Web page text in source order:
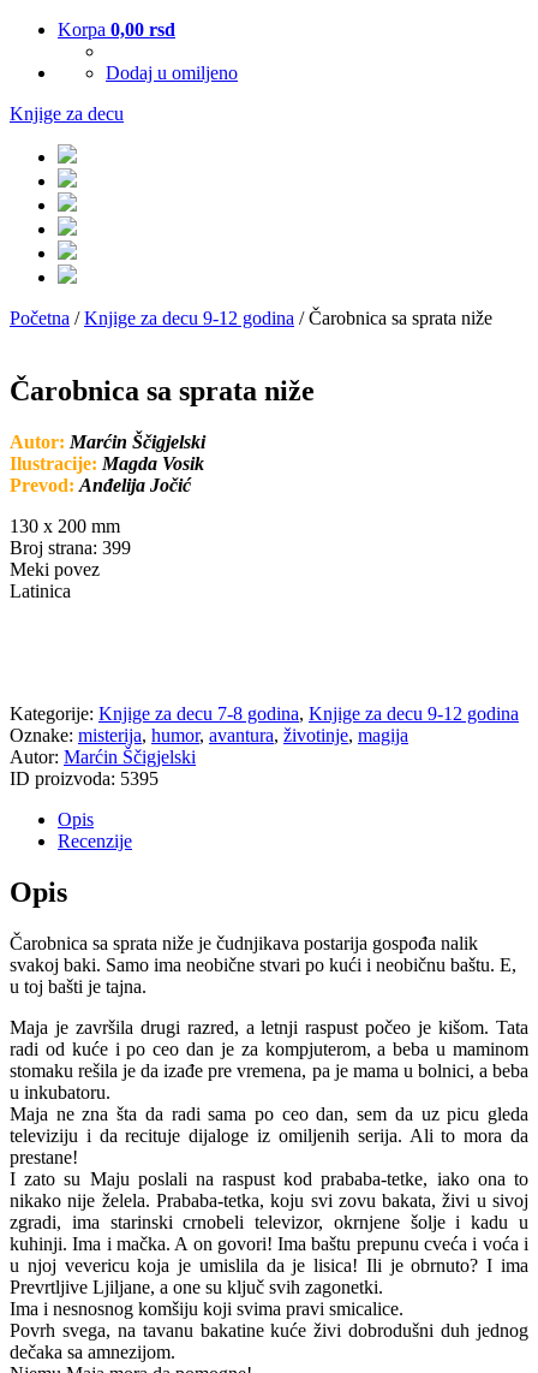
Korpa 0,00 rsd
Dodaj u omiljeno
Knjige za decu
Početna /Knjige za decu 9-12 godina / Čarobnica sa sprata niže
Čarobnica sa sprata niže
Autor: Marćin Ščigjelski
Ilustracije: Magda Vosik
Prevod: Anđelija Jočić
130 x 200 mm
Broj strana: 399
Meki povez
Latinica
Kategorije: Knjige za decu 7-8 godina, Knjige za decu 9-12 godina
Oznake: misterija, humor, avantura, životinje, magija
Autor: Marćin Ščigjelski
ID proizvoda: 5395
Opis
Recenzije
Opis
Čarobnica sa sprata niže je čudnjikava postarija gospođa nalik
svakoj baki. Samo ima neobične stvari po kući i neobičnu baštu. E,
u toj bašti je tajna.
Maja je završila drugi razred, a letnji raspust počeo je kišom. Tata
radi od kuće i po ceo dan je za kompjuterom, a beba u maminom
stomaku rešila je da izađe pre vremena, pa je mama u bolnici, a beba
u inkubatoru.
Maja ne zna šta da radi sama po ceo dan, sem da uz picu gleda
televiziju i da recituje dijaloge iz omiljenih serija. Ali to mora da
prestane!
I zato su Maju poslali na raspust kod prababa-tetke, iako ona to
nikako nije želela. Prababa-tetka, koju svi zovu bakata, živi u sivoj
zgradi, ima starinski crnobeli televizor, okrnjene šolje i kadu u
kuhinji. Ima i mačka. A on govori! Ima baštu prepunu cveća i voća i
u njoj vevericu koja je umislila da je lisica! Ili je obrnuto? I ima
Prevrtljive Ljiljane, a one su ključ svih zagonetki.
Ima i nesnosnog komšiju koji svima pravi smicalice.
Povrh svega, na tavanu bakatine kuće živi dobrodušni duh jednog
dečaka sa amnezijom.